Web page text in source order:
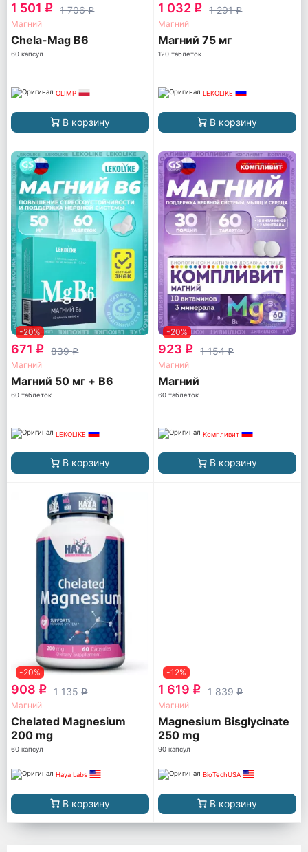
1 501 q 1 706q
Магний
Chela-Mag B6
60 капсул
OLIMP
В корзину
1 032 q 1 291q
Магний
Магний 75 мг
120 таблеток
LEKOLIKE
В корзину
-20%
671 q 839q
Магний
Магний 50 мг + B6
60 таблеток
LEKOLIKE
В корзину
-20%
923 q 1 154q
Магний
Магний
60 таблеток
Компливит
В корзину
-20%
908 q 1 135q
Магний
Chelated Magnesium
200 mg
60 капсул
Haya Labs
В корзину
-12%
1 619 q 1 839q
Магний
Magnesium Bisglycinate
250 mg
90 капсул
BioTechUSA
В корзину